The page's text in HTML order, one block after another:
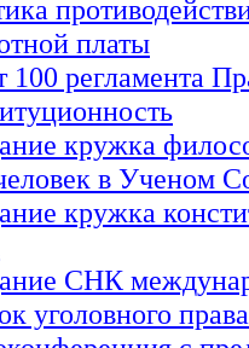
платы
100 регламента
кружка
в Ученом
кружка
СНК
уголовного